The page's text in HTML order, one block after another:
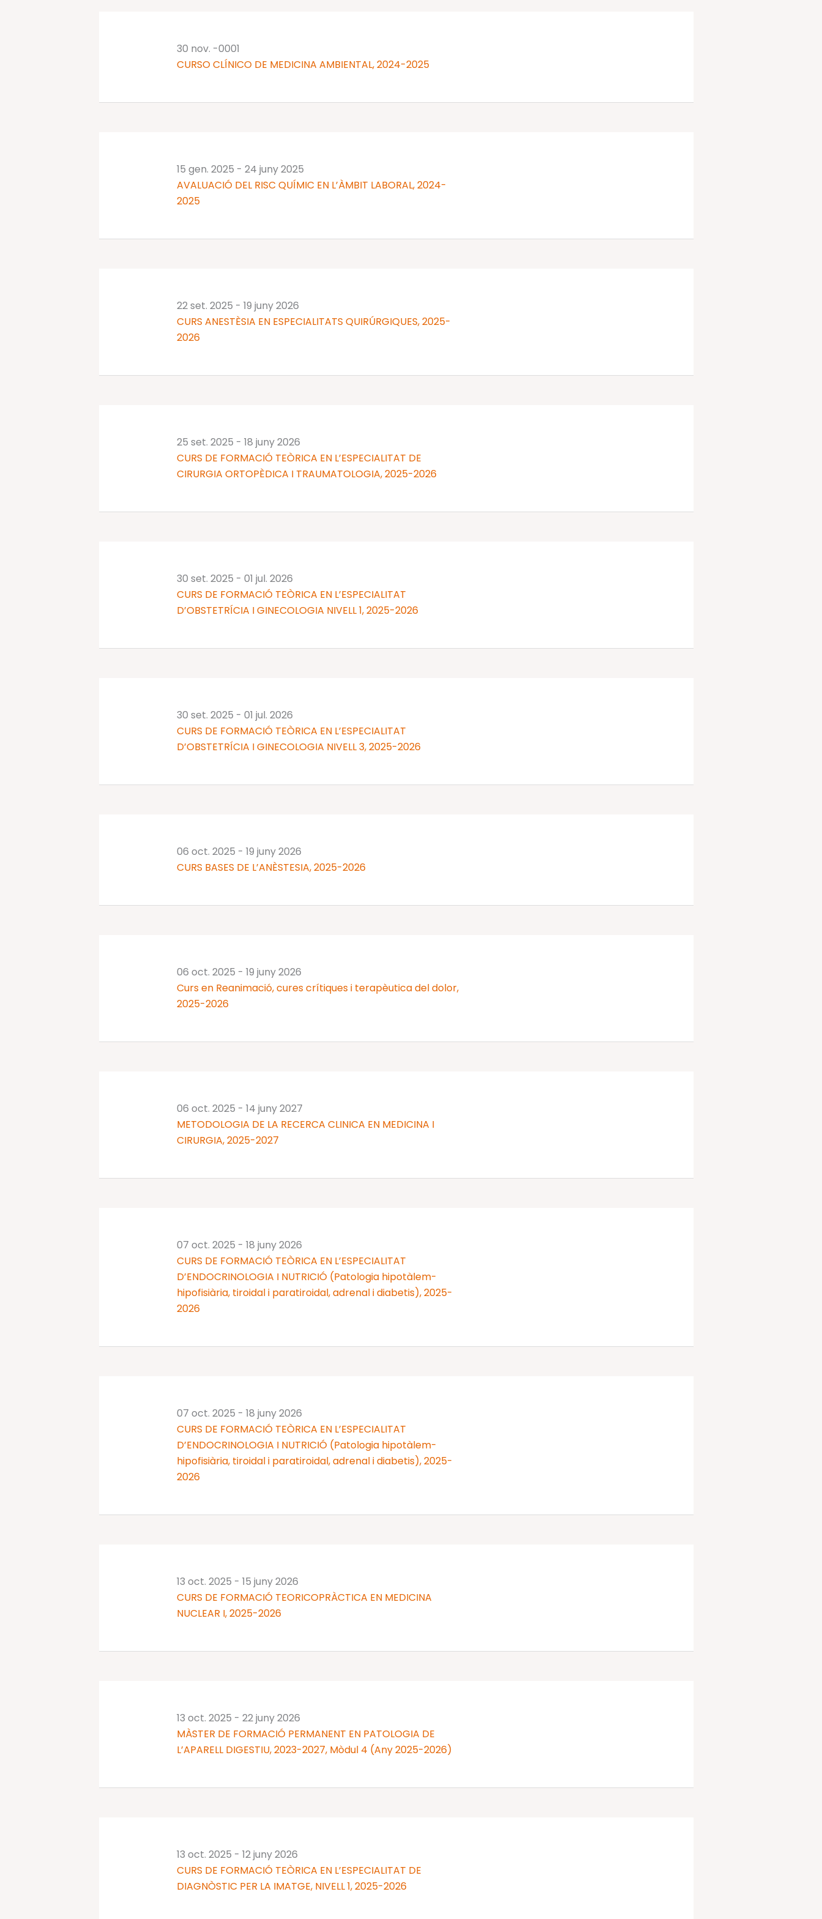
CURSO CLÍNICO DE MEDICINA AMBIENTAL, 2024-2025
30 nov. -0001
AVALUACIÓ DEL RISC QUÍMIC EN L’ÀMBIT LABORAL, 2024-
2025
15 gen. 2025 - 24 juny 2025
CURS ANESTÈSIA EN ESPECIALITATS QUIRÚRGIQUES, 2025-
2026
22 set. 2025 - 19 juny 2026
CURS DE FORMACIÓ TEÒRICA EN L’ESPECIALITAT DE
CIRURGIA ORTOPÈDICA I TRAUMATOLOGIA, 2025-2026
25 set. 2025 - 18 juny 2026
CURS DE FORMACIÓ TEÒRICA EN L’ESPECIALITAT
D’OBSTETRÍCIA I GINECOLOGIA NIVELL 1, 2025-2026
30 set. 2025 - 01 jul. 2026
CURS DE FORMACIÓ TEÒRICA EN L’ESPECIALITAT
D’OBSTETRÍCIA I GINECOLOGIA NIVELL 3, 2025-2026
30 set. 2025 - 01 jul. 2026
CURS BASES DE L’ANÈSTESIA, 2025-2026
06 oct. 2025 - 19 juny 2026
Curs en Reanimació, cures crítiques i terapèutica del dolor,
2025-2026
06 oct. 2025 - 19 juny 2026
METODOLOGIA DE LA RECERCA CLINICA EN MEDICINA I
CIRURGIA, 2025-2027
06 oct. 2025 - 14 juny 2027
CURS DE FORMACIÓ TEÒRICA EN L’ESPECIALITAT
D’ENDOCRINOLOGIA I NUTRICIÓ (Patologia hipotàlem-
hipofisiària, tiroidal i paratiroidal, adrenal i diabetis), 2025-
2026
07 oct. 2025 - 18 juny 2026
CURS DE FORMACIÓ TEÒRICA EN L’ESPECIALITAT
D’ENDOCRINOLOGIA I NUTRICIÓ (Patologia hipotàlem-
hipofisiària, tiroidal i paratiroidal, adrenal i diabetis), 2025-
2026
07 oct. 2025 - 18 juny 2026
CURS DE FORMACIÓ TEORICOPRÀCTICA EN MEDICINA
NUCLEAR I, 2025-2026
13 oct. 2025 - 15 juny 2026
MÀSTER DE FORMACIÓ PERMANENT EN PATOLOGIA DE
L’APARELL DIGESTIU, 2023-2027, Mòdul 4 (Any 2025-2026)
13 oct. 2025 - 22 juny 2026
CURS DE FORMACIÓ TEÒRICA EN L’ESPECIALITAT DE
DIAGNÒSTIC PER LA IMATGE, NIVELL 1, 2025-2026
13 oct. 2025 - 12 juny 2026